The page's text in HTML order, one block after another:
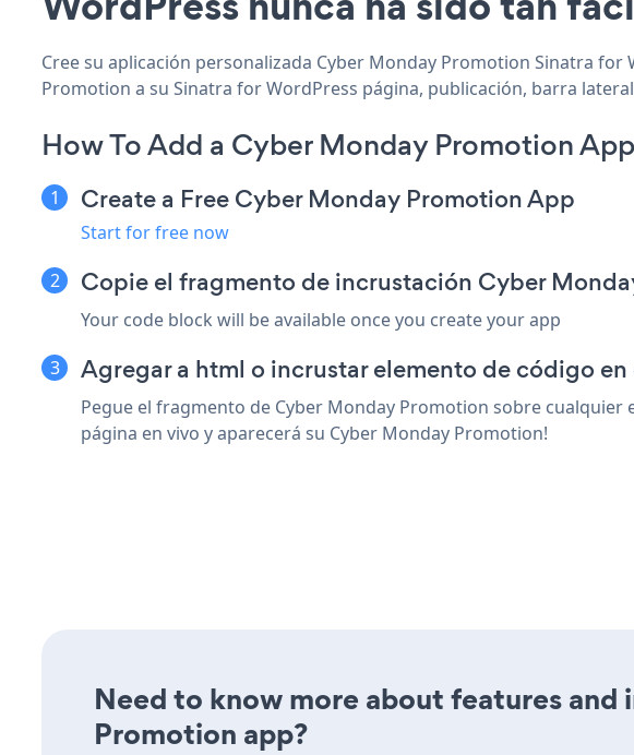
Cree su aplicación personalizada Cyber Monday Promotion Sinatra
Promotion a su Sinatra for WordPress página, publicación, barra
How To Add a Cyber Monday Promotion
Create a Free Cyber Monday Promotion App
Start for free now
Copie el fragmento de incrustación Cyber
Your code block will be available once you create your app
Agregar a html o incrustar elemento de código
Pegue el fragmento de Cyber Monday Promotion sobre
página en vivo y aparecerá su Cyber Monday Promotion!
Need to know more about features
Promotion app?